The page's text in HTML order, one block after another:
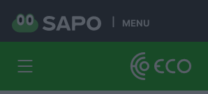
MENU